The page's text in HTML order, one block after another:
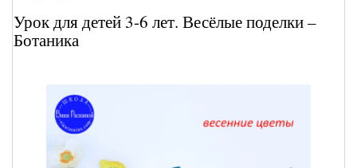
Урок для детей 3-6 лет. Весёлые поделки –
Ботаника